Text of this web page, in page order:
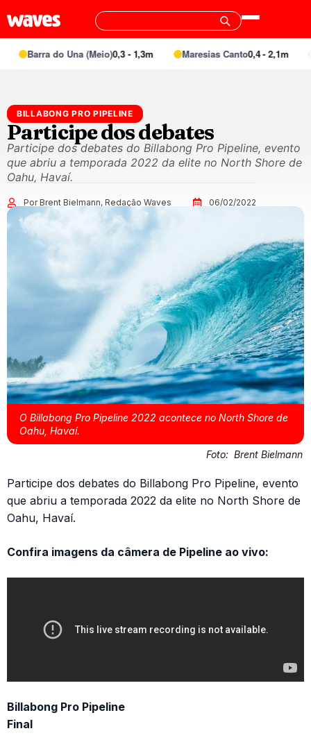
Barra do Una (Meio)0,3 - 1,3m Maresias Canto0,4 - 2,1m
BILLABONG PRO PIPELINE
Participe dos debates
Participe dos debates do Billabong Pro Pipeline, evento
que abriu a temporada 2022 da elite no North Shore de
Oahu, Havaí.
Por Brent Bielmann, Redação Waves 06/02/2022
O Billabong Pro Pipeline 2022 acontece no North Shore de
Oahu, Havaí.
Foto: Brent Bielmann
Participe dos debates do Billabong Pro Pipeline, evento
que abriu a temporada 2022 da elite no North Shore de
Oahu, Havaí.
Confira imagens da câmera de Pipeline ao vivo:
Billabong Pro Pipeline
Final